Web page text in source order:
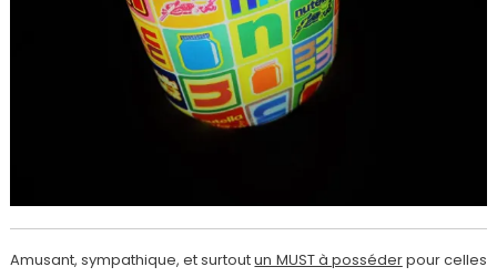
Amusant, sympathique, et surtoutun MUST à posséderpour celles